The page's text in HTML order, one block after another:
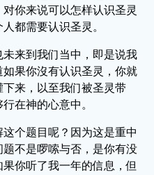
你来说可以怎样认识圣灵
都需要认识圣灵。
来到我们当中，即是说我
果你沒有认识圣灵，你就
来，以至我们被圣灵带
在神的心意中。
个题目呢？因为这是重中
不是啰嗦与否，是你有没
你听了我一年的信息，但